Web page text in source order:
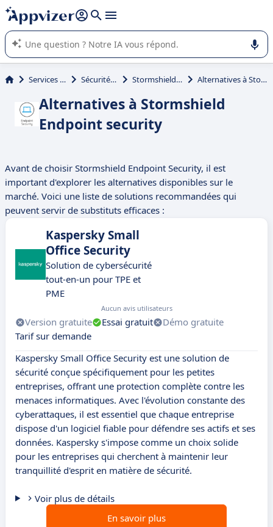
répondre (plusieurs lignes avec
L'IA de Appvizer vous guide dans l'utilisation ou la sélection de
logiciel SaaS en entreprise.
Services informatiques Sécurité informatique Stormshield Endpoint security Alternatives à Stormshield Endpoint security
Alternatives à Stormshield
Endpoint security
Avant de choisir Stormshield Endpoint Security, il est
important d'explorer les alternatives disponibles sur le
marché. Voici une liste de solutions recommandées qui
peuvent servir de substituts efficaces :
Kaspersky Small
Office Security
Solution de cybersécurité
tout-en-un pour TPE et
PME
Aucun avis utilisateurs
Version gratuite Essai gratuit
Démo gratuite
Tarif sur demande
Kaspersky Small Office Security est une solution de
sécurité conçue spécifiquement pour les petites
entreprises, offrant une protection complète contre les
menaces informatiques. Avec l'évolution constante des
cyberattaques, il est essentiel que chaque entreprise
dispose d'un logiciel fiable pour défendre ses actifs et ses
données. Kaspersky s'impose comme un choix solide
pour les entreprises qui cherchent à maintenir leur
tranquillité d'esprit en matière de sécurité.
Voir plus de détails
En savoir plus